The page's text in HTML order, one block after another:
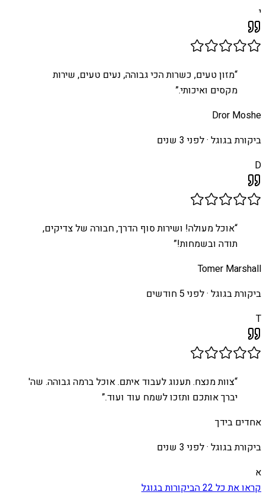
י
“מזון טעים, כשרות הכי גבוהה, נעים טעים, שירות
מקסים ואיכותי.”
Dror Moshe
ביקורת בגוגל ·לפני 3 שנים
D
“אוכל מעולה! ושירות סוף הדרך, חבורה של צדיקים,
תודה ובשמחות!”
Tomer Marshall
ביקורת בגוגל ·לפני 5 חודשים
T
“צוות מנצח. תענוג לעבוד איתם. אוכל ברמה גבוהה. שה'
יברך אותכם ותזכו לשמח עוד ועוד.”
אחדים בידך
ביקורת בגוגל ·לפני 3 שנים
א
קראו את כל22הביקורות בגוגל